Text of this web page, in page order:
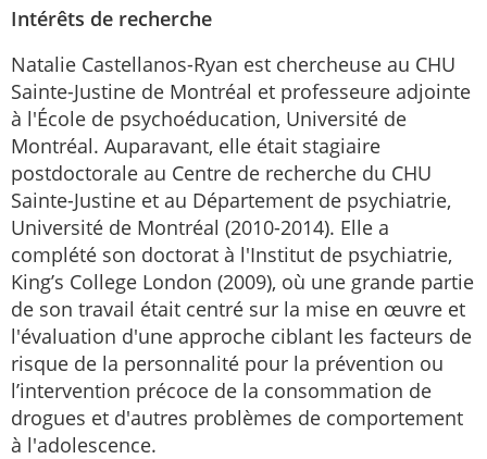
Intérêts de recherche
Natalie Castellanos-Ryan est chercheuse au CHU
Sainte-Justine de Montréal et professeure adjointe
à l'École de psychoéducation, Université de
Montréal. Auparavant, elle était stagiaire
postdoctorale au Centre de recherche du CHU
Sainte-Justine et au Département de psychiatrie,
Université de Montréal (2010-2014). Elle a
complété son doctorat à l'Institut de psychiatrie,
King’s College London (2009), où une grande partie
de son travail était centré sur la mise en œuvre et
l'évaluation d'une approche ciblant les facteurs de
risque de la personnalité pour la prévention ou
l’intervention précoce de la consommation de
drogues et d'autres problèmes de comportement
à l'adolescence.